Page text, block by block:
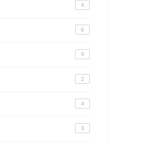
4
6
9
2
4
3